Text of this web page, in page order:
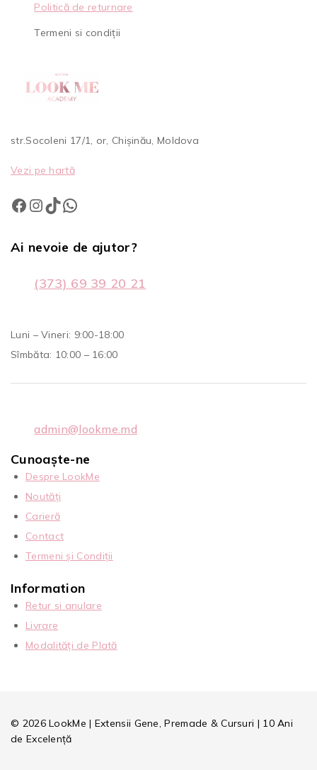
Politică de returnare
Termeni si condiții
str.Socoleni 17/1, or, Chișinău, Moldova
Vezi pe hartă
Ai nevoie de ajutor?
(373) 69 39 20 21
Luni – Vineri: 9:00-18:00
Sîmbăta: 10:00 – 16:00
admin@lookme.md
Cunoaște-ne
Despre LookMe
Noutăți
Carieră
Contact
Termeni și Condiții
Information
Retur si anulare
Livrare
Modalități de Plată
© 2026 LookMe | Extensii Gene, Premade & Cursuri | 10 Ani
de Excelență